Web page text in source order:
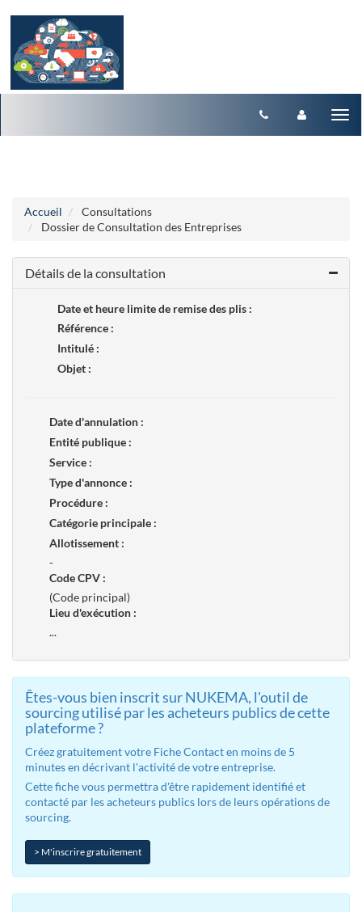
Accueil
Consultations
Dossier de Consultation des Entreprises
Détails de la consultation
Date et heure limite de remise des plis :
Référence :
Intitulé :
Objet :
Date d'annulation :
Entité publique :
Service :
Type d'annonce :
Procédure :
Catégorie principale :
Allotissement :
-
Code CPV :
(Code principal)
Lieu d'exécution :
...
Êtes-vous bien inscrit sur NUKEMA, l'outil de
sourcing utilisé par les acheteurs publics de cette
plateforme ?
Créez gratuitement votre Fiche Contact en moins de 5
minutes en décrivant l'activité de votre entreprise.
Cette fiche vous permettra d'être rapidement identifié et
contacté par les acheteurs publics lors de leurs opérations de
sourcing.
> M'inscrire gratuitement